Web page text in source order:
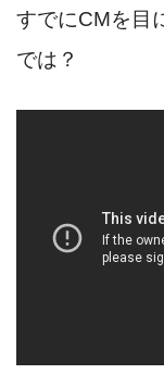
すでにCMを目
では？